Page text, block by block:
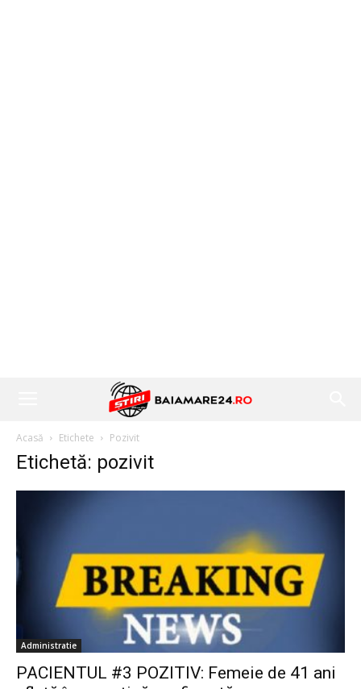
Acasă Etichete Pozivit
Etichetă: pozivit
Administratie
PACIENTUL #3 POZITIV: Femeie de 41 ani